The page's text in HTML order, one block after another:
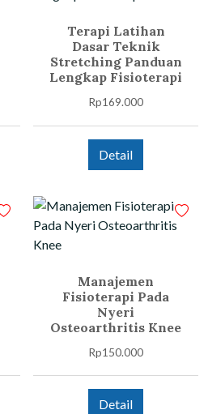
Terapi Latihan
Dasar Teknik
Stretching Panduan
Lengkap Fisioterapi
Rp169.000
Detail
Manajemen
Fisioterapi Pada
Nyeri
Osteoarthritis Knee
Rp150.000
Detail